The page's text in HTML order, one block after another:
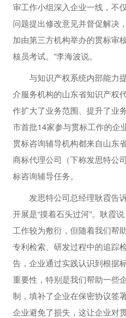
审工作小组深入企业一线，不
问题提出修改意见并督促解决
加由第三方机构举办的贯标审
核员考试。”李海波说。
与知识产权系统内部能力
介服务机构的山东省知识产权
作扩大了业务范围、提升了业
市首批14家参与贯标工作的企
贯标咨询辅导机构都来自山东
商标代理公司（下称发思特公
标咨询辅导任务。
发思特公司总经理耿霞告
开展是“摸着石头过河”。耿霞
工作较为敷衍，但随着我们帮
专利检索、研发过程中的追踪
告，企业通过实践认识到根据
重要性，特别是我们帮助一些
制，填补了企业在保密协议签
企业避免了损失，这让企业对